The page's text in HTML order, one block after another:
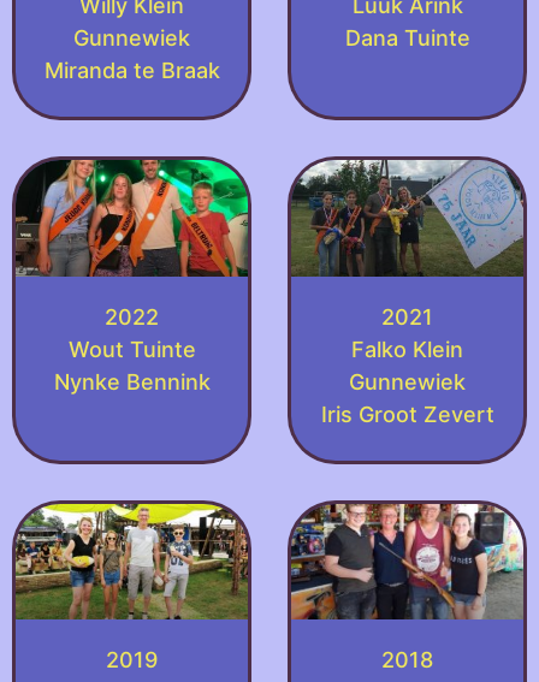
Willy Klein
Gunnewiek
Miranda te Braak
Luuk Arink
Dana Tuinte
2022
Wout Tuinte
Nynke Bennink
2021
Falko Klein
Gunnewiek
Iris Groot Zevert
2019
2018